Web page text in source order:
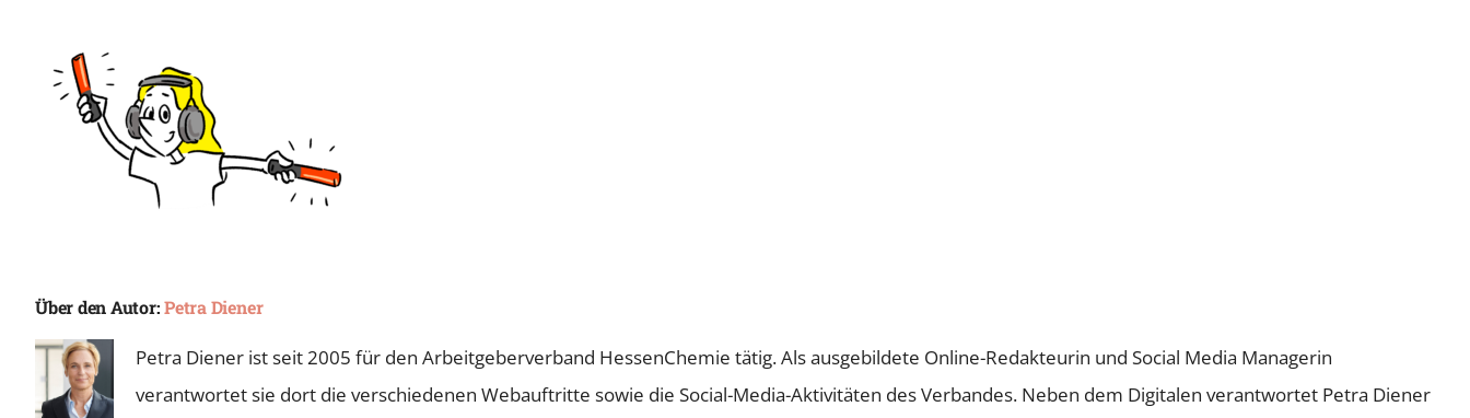
Über den Autor:Petra Diener
Petra Diener ist seit 2005 für den Arbeitgeberverband HessenChemie tätig. Als ausgebildete Online-Redakteurin und Social Media Managerin
verantwortet sie dort die verschiedenen Webauftritte sowie die Social-Media-Aktivitäten des Verbandes. Neben dem Digitalen verantwortet Petra Diener